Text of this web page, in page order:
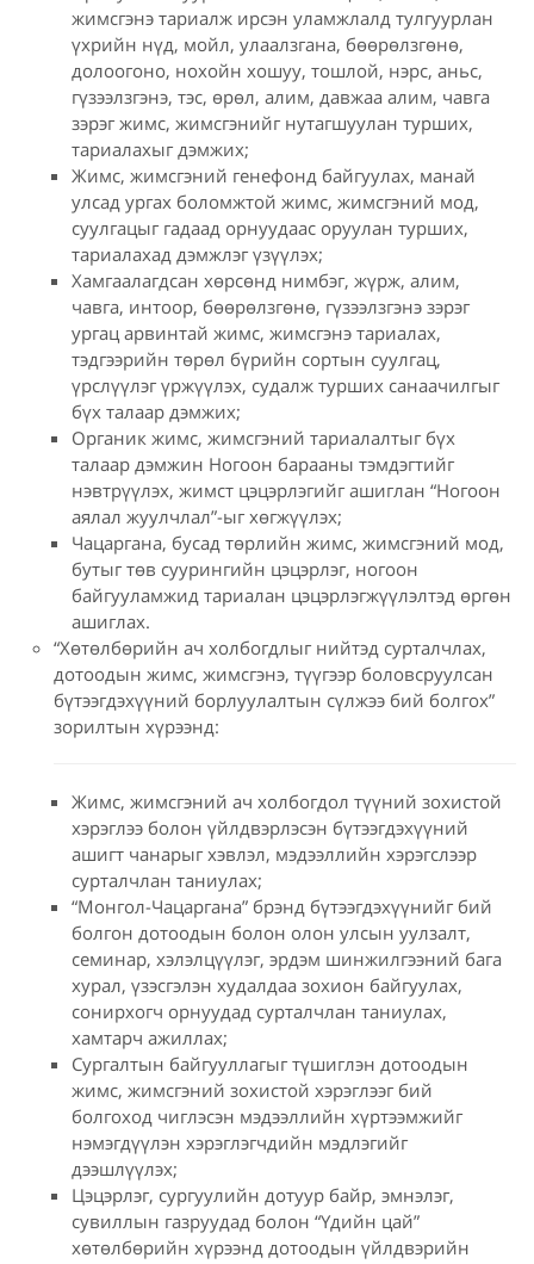
жимсгэнэ тариалж ирсэн уламжлалд тулгуурлан
үхрийн нүд, мойл, улаалзгана, бөөрөлзгөнө,
долоогоно, нохойн хошуу, тошлой, нэрс, аньс,
гүзээлзгэнэ, тэс, өрөл, алим, давжаа алим, чавга
зэрэг жимс, жимсгэнийг нутагшуулан турших,
тариалахыг дэмжих;
Жимс, жимсгэний генефонд байгуулах, манай
улсад ургах боломжтой жимс, жимсгэний мод,
суулгацыг гадаад орнуудаас оруулан турших,
тариалахад дэмжлэг үзүүлэх;
Хамгаалагдсан хөрсөнд нимбэг, жүрж, алим,
чавга, интоор, бөөрөлзгөнө, гүзээлзгэнэ зэрэг
ургац арвинтай жимс, жимсгэнэ тариалах,
тэдгээрийн төрөл бүрийн сортын суулгац,
үрслүүлэг үржүүлэх, судалж турших санаачилгыг
бүх талаар дэмжих;
Органик жимс, жимсгэний тариалалтыг бүх
талаар дэмжин Ногоон барааны тэмдэгтийг
нэвтрүүлэх, жимст цэцэрлэгийг ашиглан “Ногоон
аялал жуулчлал”-ыг хөгжүүлэх;
Чацаргана, бусад төрлийн жимс, жимсгэний мод,
бутыг төв суурингийн цэцэрлэг, ногоон
байгууламжид тариалан цэцэрлэгжүүлэлтэд өргөн
ашиглах.
“Хөтөлбөрийн ач холбогдлыг нийтэд сурталчлах,
дотоодын жимс, жимсгэнэ, түүгээр боловсруулсан
бүтээгдэхүүний борлуулалтын сүлжээ бий болгох”
зорилтын хүрээнд:
Жимс, жимсгэний ач холбогдол түүний зохистой
хэрэглээ болон үйлдвэрлэсэн бүтээгдэхүүний
ашигт чанарыг хэвлэл, мэдээллийн хэрэгслээр
сурталчлан таниулах;
“Монгол-Чацаргана” брэнд бүтээгдэхүүнийг бий
болгон дотоодын болон олон улсын уулзалт,
семинар, хэлэлцүүлэг, эрдэм шинжилгээний бага
хурал, үзэсгэлэн худалдаа зохион байгуулах,
сонирхогч орнуудад сурталчлан таниулах,
хамтарч ажиллах;
Сургалтын байгууллагыг түшиглэн дотоодын
жимс, жимсгэний зохистой хэрэглээг бий
болгоход чиглэсэн мэдээллийн хүртээмжийг
нэмэгдүүлэн хэрэглэгчдийн мэдлэгийг
дээшлүүлэх;
Цэцэрлэг, сургуулийн дотуур байр, эмнэлэг,
сувиллын газруудад болон “Үдийн цай”
хөтөлбөрийн хүрээнд дотоодын үйлдвэрийн